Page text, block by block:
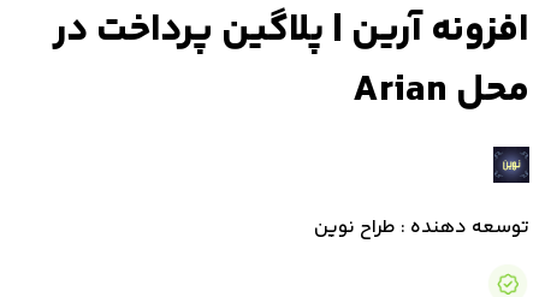
افزونه آرین | پلاگین پرداخت در
محل Arian
توسعه دهنده : طراح نوین